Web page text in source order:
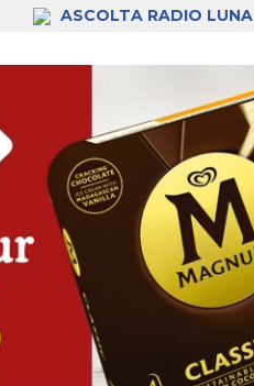
ASCOLTA RADIO LUNA